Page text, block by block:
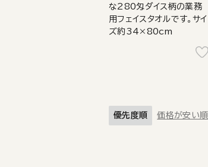
な280匁ダイス柄の業務
用フェイスタオルです。サイ
ズ約34×80cm
優先度順 価格が安い順